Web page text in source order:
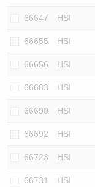
66647 HSI
66655 HSI
66656 HSI
66683 HSI
66690 HSI
66692 HSI
66723 HSI
66731 HSI